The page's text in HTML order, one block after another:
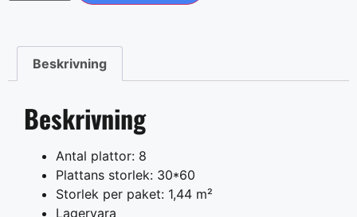
Beskrivning
Beskrivning
Antal plattor: 8
Plattans storlek: 30*60
Storlek per paket: 1,44 m²
Lagervara